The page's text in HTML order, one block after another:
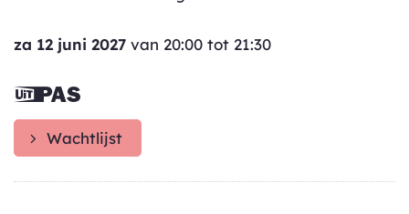
za 12 juni 2027 van 20:00 tot 21:30
Dit is een
UiTPAS
activiteit.
Wachtlijst